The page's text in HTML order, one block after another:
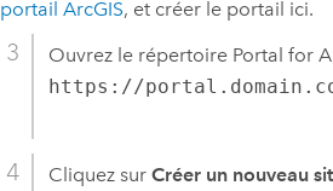
portail ArcGIS, et créer le portail ici.
Ouvrez le répertoire Portal for
https://
Cliquez surCréer un nouveau